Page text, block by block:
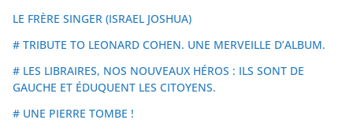
LE FRÈRE SINGER (ISRAEL JOSHUA)
# TRIBUTE TO LEONARD COHEN. UNE MERVEILLE D’ALBUM.
# LES LIBRAIRES, NOS NOUVEAUX HÉROS : ILS SONT DE
GAUCHE ET ÉDUQUENT LES CITOYENS.
# UNE PIERRE TOMBE !